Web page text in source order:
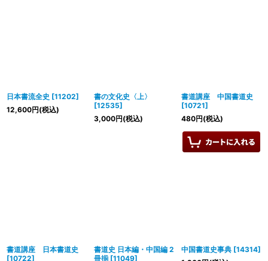
日本書流全史 [11202]
12,600円(税込)
書の文化史〈上〉
[12535]
3,000円(税込)
書道講座 中国書道史
[10721]
480円(税込)
書道講座 日本書道史
[10722]
書道史 日本編・中国編 2
冊揃 [11049]
中国書道史事典 [14314]